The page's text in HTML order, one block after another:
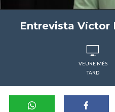
Entrevista Víctor
VEURE MÉS
TARD